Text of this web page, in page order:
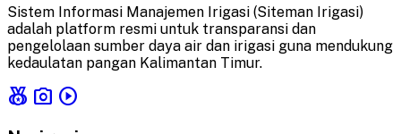
Sistem Informasi Manajemen Irigasi (Siteman Irigasi)
adalah platform resmi untuk transparansi dan
pengelolaan sumber daya air dan irigasi guna mendukung
kedaulatan pangan Kalimantan Timur.
social_leaderboard photo_camera play_circle